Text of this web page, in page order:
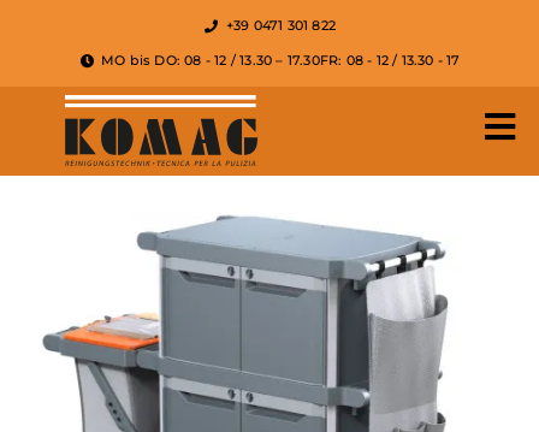
+39 0471 301 822
MO bis DO: 08 - 12 / 13.30 – 17.30FR: 08 - 12 / 13.30 - 17